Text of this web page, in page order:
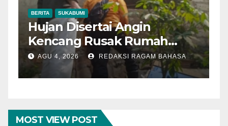
SUKABUMI
Disertai Angin
Rusak Rumah
di Dramaga, BPBD
Pendataan
4, 2026 REDAKSI RAGAM BAHASA
BERITA
Ojol
Motor
AGU 4, 2026
MOST VIEW POST